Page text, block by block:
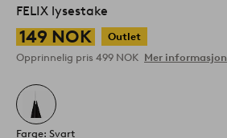
FELIX lysestake
149 NOK
Outlet
Opprinnelig pris 499 NOK Mer informasjon
Farge: Svart